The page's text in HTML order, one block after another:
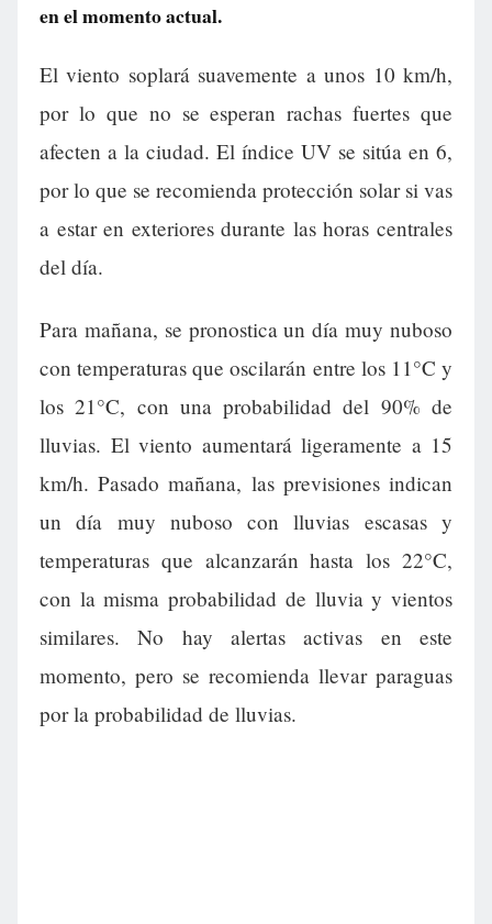
en el momento actual.
El viento soplará suavemente a unos 10 km/h,
por lo que no se esperan rachas fuertes que
afecten a la ciudad. El índice UV se sitúa en 6,
por lo que se recomienda protección solar si vas
a estar en exteriores durante las horas centrales
del día.
Para mañana, se pronostica un día muy nuboso
con temperaturas que oscilarán entre los 11°C y
los 21°C, con una probabilidad del 90% de
lluvias. El viento aumentará ligeramente a 15
km/h. Pasado mañana, las previsiones indican
un día muy nuboso con lluvias escasas y
temperaturas que alcanzarán hasta los 22°C,
con la misma probabilidad de lluvia y vientos
similares. No hay alertas activas en este
momento, pero se recomienda llevar paraguas
por la probabilidad de lluvias.